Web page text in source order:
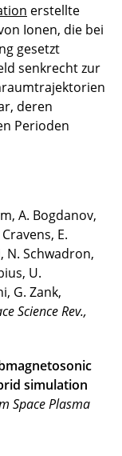
erstellte
Ionen, die bei
gesetzt
senkrecht zur
deren
Perioden
A. Bogdanov,
E.
N. Schwadron,
U.
G. Zank,
Science Rev.,
simulation
Space Plasma